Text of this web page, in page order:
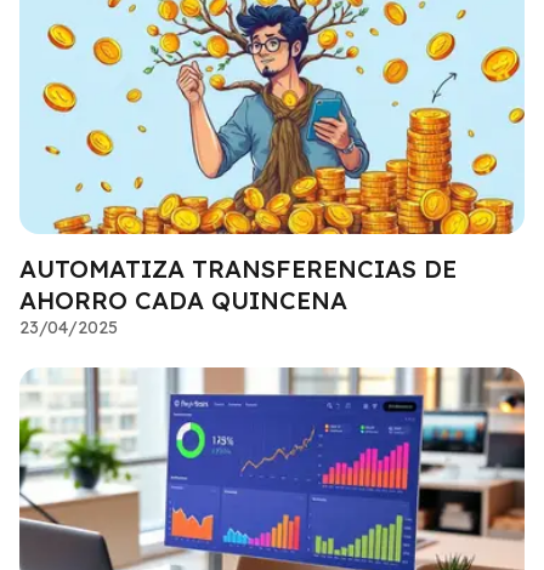
AUTOMATIZA TRANSFERENCIAS DE
AHORRO CADA QUINCENA
23/04/2025